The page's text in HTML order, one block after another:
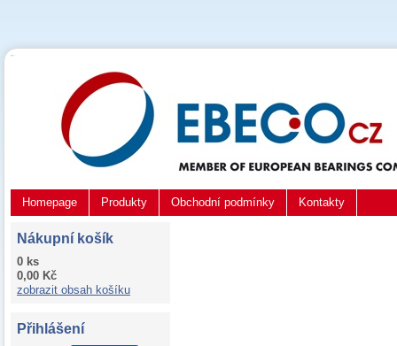
Homepage Produkty Obchodní podmínky Kontakty
Nákupní košík
0 ks
0,00 Kč
zobrazit obsah košíku
Přihlášení